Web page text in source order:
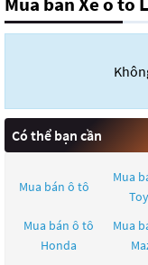
Có thể bạn cần
Mua bán ô tô
Mua
Mua bán ô tô
Honda
Mua